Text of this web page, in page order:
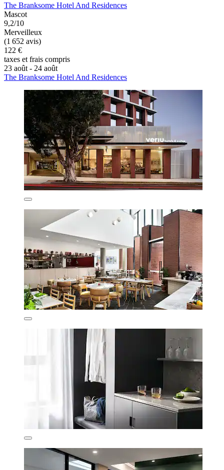
The Branksome Hotel And Residences
Mascot
9,2/10
Merveilleux
(1 652 avis)
122 €
taxes et frais compris
23 août - 24 août
The Branksome Hotel And Residences